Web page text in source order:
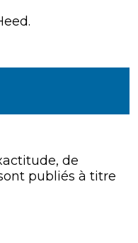
de
publiés à titre